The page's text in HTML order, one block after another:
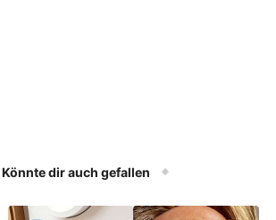
Könnte dir auch gefallen